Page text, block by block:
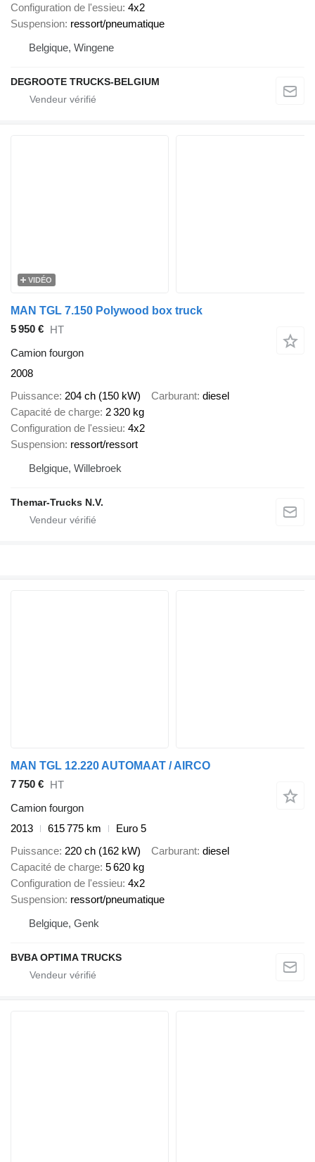
Configuration de l'essieu 4x2
Suspension ressort/pneumatique
Belgique, Wingene
DEGROOTE TRUCKS-BELGIUM
VIDÉO
MAN TGL 7.150 Polywood box truck
5 950 € HT
Camion fourgon
2008
Puissance 204 ch (150 kW) Carburant diesel
Capacité de charge 2 320 kg
Configuration de l'essieu 4x2
Suspension ressort/ressort
Belgique, Willebroek
Themar-Trucks N.V.
MAN TGL 12.220 AUTOMAAT / AIRCO
7 750 € HT
Camion fourgon
2013
615 775 km
Euro 5
Puissance 220 ch (162 kW) Carburant diesel
Capacité de charge 5 620 kg
Configuration de l'essieu 4x2
Suspension ressort/pneumatique
Belgique, Genk
BVBA OPTIMA TRUCKS